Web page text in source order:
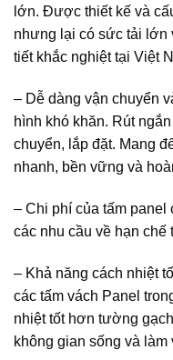
lớn. Được thiết kế và
nhưng lại có sức tải lớn
tiết khắc nghiệt tại Việt
– Dễ dàng vận chuyển
hình khó khăn. Rút
chuyển, lắp đặt. Mang
nhanh, bền vững và
– Chi phí của tấm
các nhu cầu về hạn
– Khả năng cách nhiệt
các tấm vách Panel
nhiệt tốt hơn tường
không gian sống và